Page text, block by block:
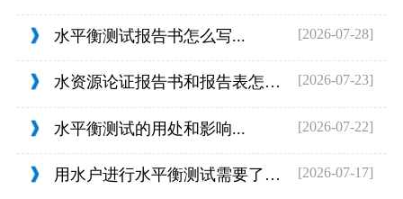
水平衡测试报告书怎么写... [2026-07-28]
水资源论证报告书和报告表怎么判定... [2026-07-23]
水平衡测试的用处和影响... [2026-07-22]
用水户进行水平衡测试需要了解什么？... [2026-07-17]